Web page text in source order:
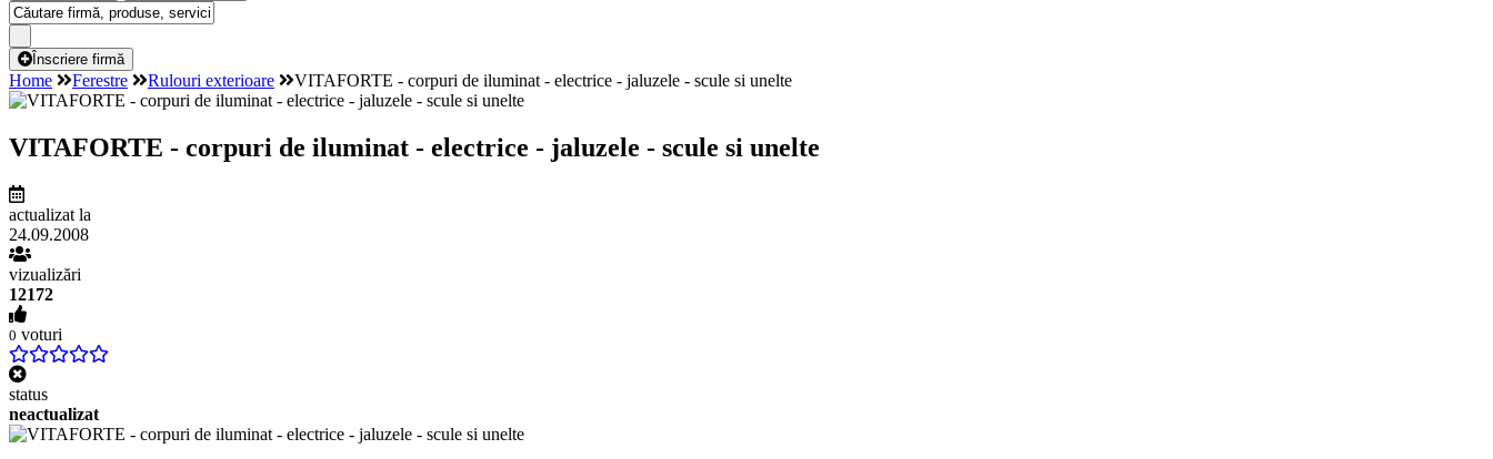
Înscriere firmă
Home Ferestre Rulouri exterioare VITAFORTE - corpuri de iluminat - electrice - jaluzele - scule si unelte
VITAFORTE - corpuri de iluminat - electrice - jaluzele - scule si unelte
actualizat la
24.09.2008
vizualizări
12172
0 voturi
status
neactualizat